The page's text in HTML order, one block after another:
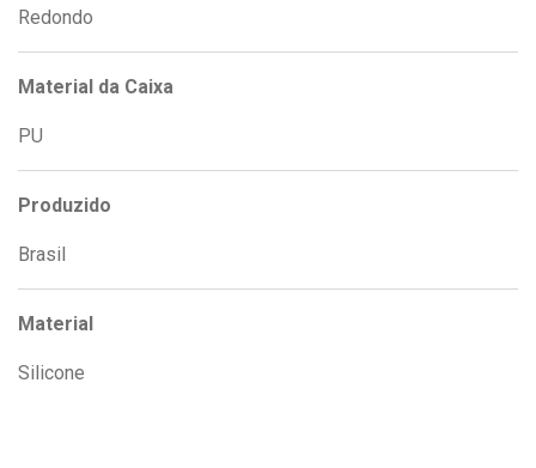
Redondo
Material da Caixa
PU
Produzido
Brasil
Material
Silicone